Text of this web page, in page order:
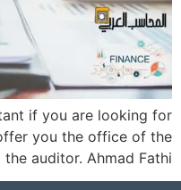
if you are looking for
you the office of the
auditor. Ahmad Fathi.